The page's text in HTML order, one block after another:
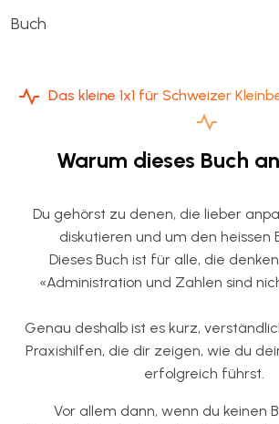
Buch
Das kleine 1x1 für Schweizer
Warum dieses Buch
Du gehörst zu denen, die lieber
diskutieren und um den heissen
Dieses Buch ist für alle, die
«Administration und Zahlen sind
Genau deshalb ist es kurz,
Praxishilfen, die dir zeigen, wie du
erfolgreich führst.
Vor allem dann, wenn du keinen